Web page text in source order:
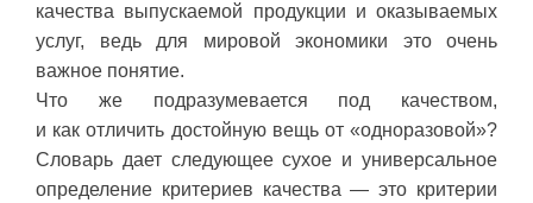
качества выпускаемой продукции и оказываемых
услуг, ведь для мировой экономики это очень
важное понятие.
Что же подразумевается под качеством,
и как отличить достойную вещь от «одноразовой»?
Словарь дает следующее сухое и универсальное
определение критериев качества — это критерии